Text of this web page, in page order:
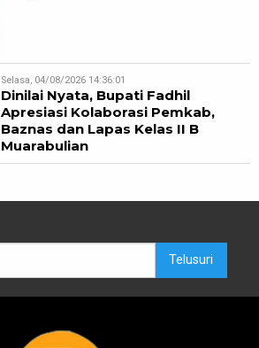
Selasa, 04/08/2026 14:36:01
Dinilai Nyata, Bupati Fadhil
Apresiasi Kolaborasi Pemkab,
Baznas dan Lapas Kelas II B
Muarabulian
Telusuri